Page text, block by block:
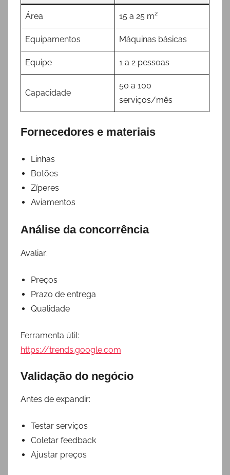
Área 15 a 25 m²
Equipamentos Máquinas básicas
Equipe 1 a 2 pessoas
Capacidade
50 a 100
serviços/mês
Fornecedores e materiais
Linhas
Botões
Zíperes
Aviamentos
Análise da concorrência
Avaliar:
Preços
Prazo de entrega
Qualidade
Ferramenta útil:
https://trends.google.com
Validação do negócio
Antes de expandir:
Testar serviços
Coletar feedback
Ajustar preços